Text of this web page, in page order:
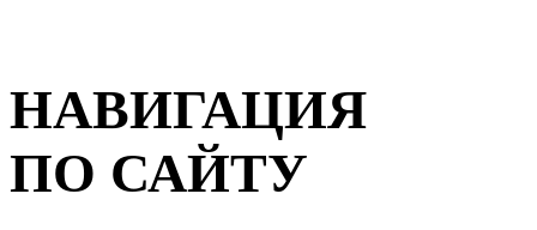
НАВИГАЦИЯ
ПО САЙТУ